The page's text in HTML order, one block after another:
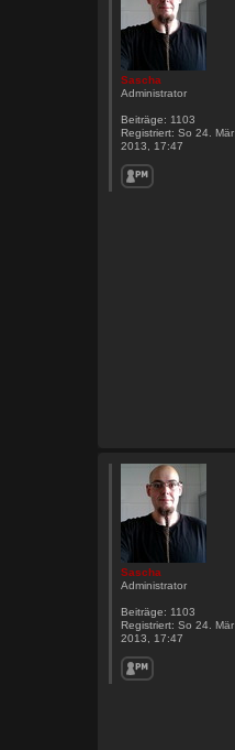
Sascha
Administrator
Beiträge: 1103
Registriert: So 24. Mär
2013, 17:47
Sascha
Administrator
Beiträge: 1103
Registriert: So 24. Mär
2013, 17:47